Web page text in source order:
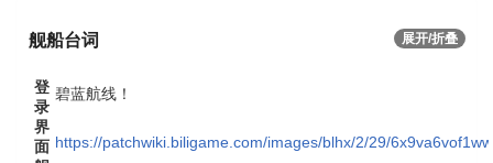
舰船台词 展开/折叠
登
录
界
面
碧蓝航线！
https://patchwiki.biligame.com/images/blhx/2/29/